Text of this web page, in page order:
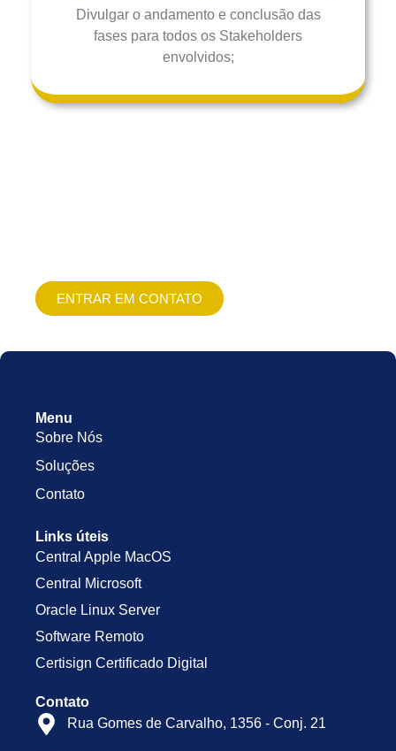
Divulgar o andamento e conclusão das
fases para todos os Stakeholders
envolvidos;
ENTRAR EM CONTATO
Menu
Sobre Nós
Soluções
Contato
Links úteis
Central Apple MacOS
Central Microsoft
Oracle Linux Server
Software Remoto
Certisign Certificado Digital
Contato
Rua Gomes de Carvalho, 1356 - Conj. 21